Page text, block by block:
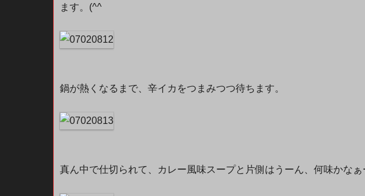
ます。(^^ゞ
鍋が熱くなるまで、辛イカをつまみつつ待ちます。
真ん中で仕切られて、カレー風味スープと片側はうーん、何味かな